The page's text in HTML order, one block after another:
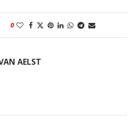
0
AELST